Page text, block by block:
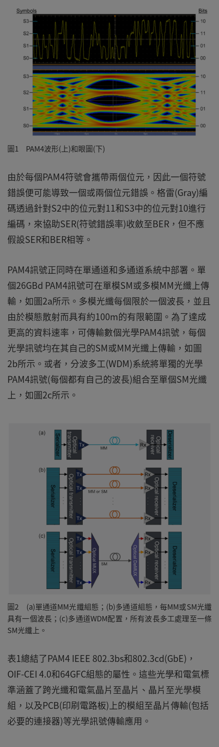
圖1 PAM4波形(上)和眼圖(下)
由於每個PAM4符號會攜帶兩個位元，因此一個符號
錯誤便可能導致一個或兩個位元錯誤。格雷(Gray)編
碼透過針對S2中的位元對11和S3中的位元對10進行
編碼，來協助SER(符號錯誤率)收斂至BER，但不應
假設SER和BER相等。
PAM4訊號正同時在單通道和多通道系統中部署。單
個26GBd PAM4訊號可在單模SM或多模MM光纖上傳
輸，如圖2a所示。多模光纖每個限於一個波長，並且
由於模態散射而具有約100m的有限範圍。為了達成
更高的資料速率，可傳輸數個光學PAM4訊號，每個
光學訊號均在其自己的SM或MM光纖上傳輸，如圖
2b所示。或者，分波多工(WDM)系統將單獨的光學
PAM4訊號(每個都有自己的波長)組合至單個SM光纖
上，如圖2c所示。
圖2 (a)單通道MM光纖組態；(b)多通道組態，每MM或SM光纖
具有一個波長；(c)多通道WDM配置，所有波長多工處理至一條
SM光纖上。
表1總結了PAM4 IEEE 802.3bs和802.3cd(GbE)，
OIF-CEI 4.0和64GFC組態的屬性。這些光學和電氣標
準涵蓋了跨光纖和電氣晶片至晶片、晶片至光學模
組，以及PCB(印刷電路板)上的模組至晶片傳輸(包括
必要的連接器)等光學訊號傳輸應用。